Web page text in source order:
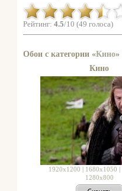
Рейтинг: 4.5/10 (49 голоса)
Обои с категории «Кино»
Кино
1920x1200 | 1680x1050 |
1280x800